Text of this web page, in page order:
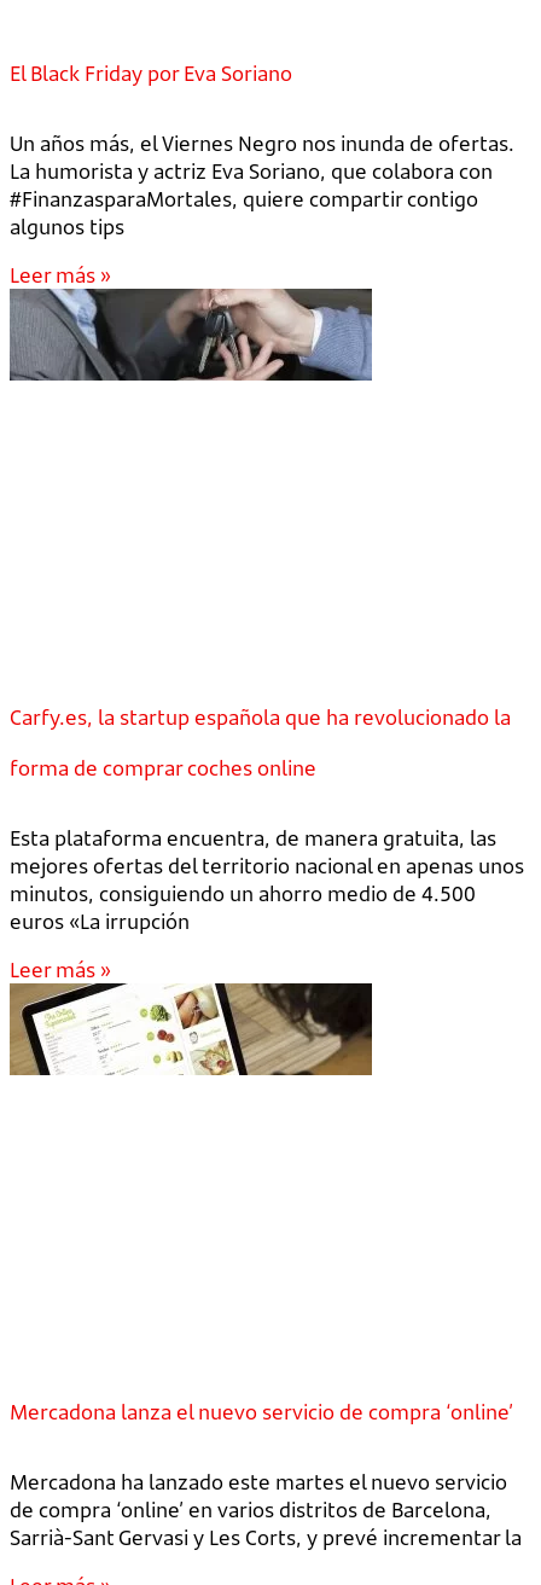
El Black Friday por Eva Soriano
Un años más, el Viernes Negro nos inunda de ofertas.
La humorista y actriz Eva Soriano, que colabora con
#FinanzasparaMortales, quiere compartir contigo
algunos tips
Leer más »
Carfy.es, la startup española que ha revolucionado la
forma de comprar coches online
Esta plataforma encuentra, de manera gratuita, las
mejores ofertas del territorio nacional en apenas unos
minutos, consiguiendo un ahorro medio de 4.500
euros «La irrupción
Leer más »
Mercadona lanza el nuevo servicio de compra ‘online’
Mercadona ha lanzado este martes el nuevo servicio
de compra ‘online’ en varios distritos de Barcelona,
Sarrià-Sant Gervasi y Les Corts, y prevé incrementar la